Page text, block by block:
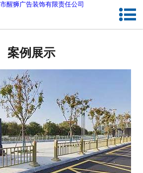
服务项目
成功案例
新闻资讯
企业文化
案例展示